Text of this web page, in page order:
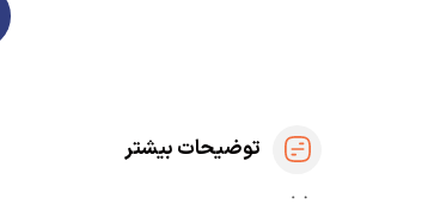
توضیحات بیشتر